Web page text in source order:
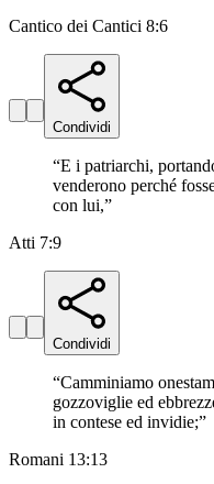
Cantico dei Cantici 8:6
Condividi
“E i patriarchi,
venderono perché
con lui,”
Atti 7:9
Condividi
“Camminiamo
gozzoviglie ed
in contese ed invidie;”
Romani 13:13